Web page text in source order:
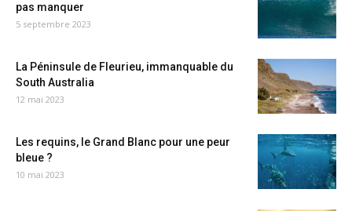
pas manquer
5 septembre 2023
La Péninsule de Fleurieu, immanquable du
South Australia
12 mai 2023
Les requins, le Grand Blanc pour une peur
bleue ?
10 mai 2023